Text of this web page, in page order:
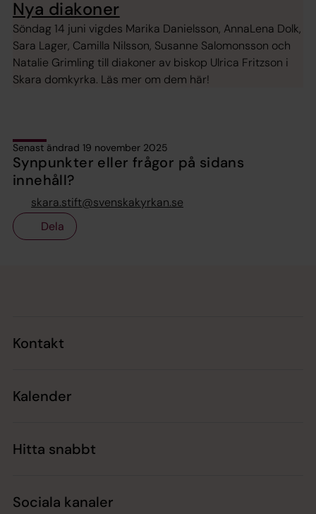
Nya diakoner
Söndag 14 juni vigdes Marika Danielsson, AnnaLena Dolk,
Sara Lager, Camilla Nilsson, Susanne Salomonsson och
Natalie Grimling till diakoner av biskop Ulrica Fritzson i
Skara domkyrka. Läs mer om dem här!
Senast ändrad 19 november 2025
Synpunkter eller frågor på sidans
innehåll?
skara.stift@svenskakyrkan.se
Dela
Kontakt
Kalender
Hitta snabbt
Sociala kanaler